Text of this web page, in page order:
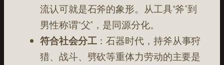
流认可就是石斧的象形。从工具“斧”到
男性称谓“父”，是同源分化。
符合社会分工：石器时代，持斧从事狩
猎、战斗、劈砍等重体力劳动的主要是